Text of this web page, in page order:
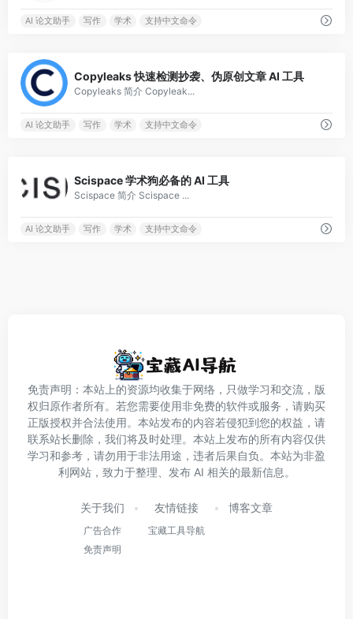
AI 论文助手 写作 学术 支持中文命令
Copyleaks 快速检测抄袭、伪原创文章 AI 工具
Copyleaks 简介 Copyleak...
AI 论文助手 写作 学术 支持中文命令
Scispace 学术狗必备的 AI 工具
Scispace 简介 Scispace ...
AI 论文助手 写作 学术 支持中文命令
免责声明：本站上的资源均收集于网络，只做学习和交流，版
权归原作者所有。若您需要使用非免费的软件或服务，请购买
正版授权并合法使用。本站发布的内容若侵犯到您的权益，请
联系站长删除，我们将及时处理。本站上发布的所有内容仅供
学习和参考，请勿用于非法用途，违者后果自负。本站为非盈
利网站，致力于整理、发布 AI 相关的最新信息。
关于我们
广告合作
免责声明
友情链接
宝藏工具导航
博客文章